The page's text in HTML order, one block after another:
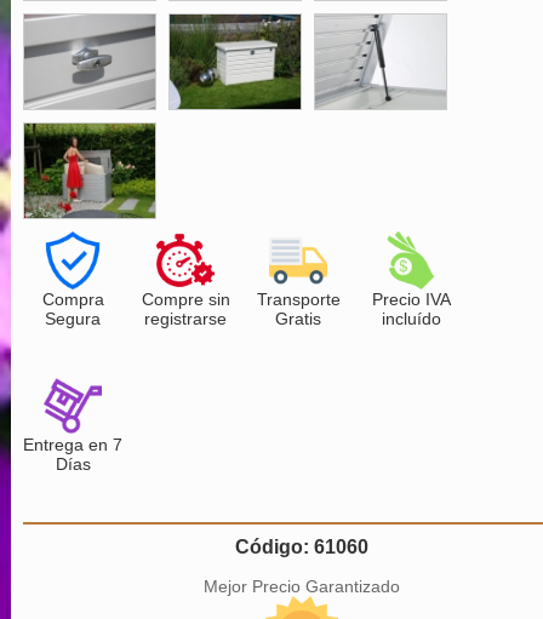
Compra
Segura
Compre sin
registrarse
Transporte
Gratis
Precio IVA
incluído
Entrega en 7
Días
Código: 61060
Mejor Precio Garantizado